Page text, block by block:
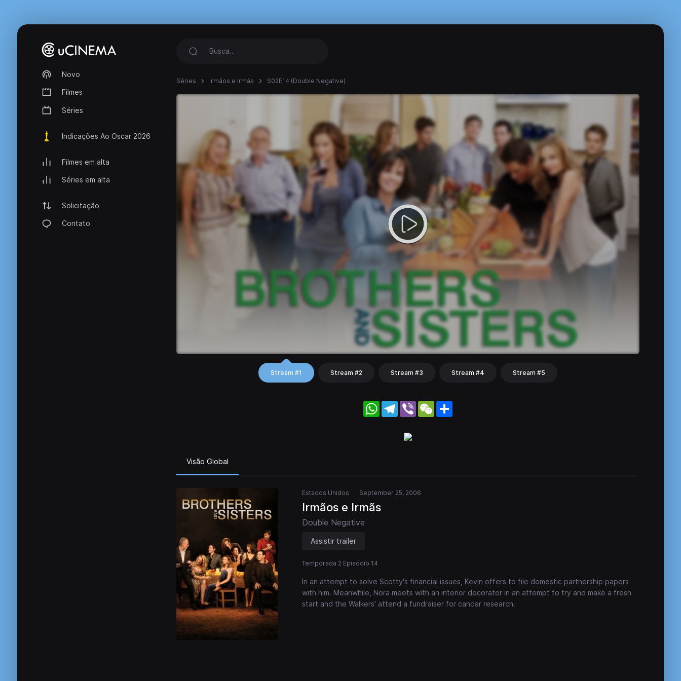
Novo
Filmes
Séries
Indicações Ao Oscar 2026
Filmes em alta
Séries em alta
Solicitação
Contato
Séries Irmãos e Irmãs S02E14 (Double Negative)
Stream #1 Stream #2 Stream #3 Stream #4 Stream #5
WhatsApp
Telegram
Viber WeChat
Visão Global
Estados Unidos September 25, 2006
Irmãos e Irmãs
Double Negative
Assistir trailer
Temporada 2 Episódio 14
In an attempt to solve Scotty's financial issues, Kevin offers to file domestic partnership papers
with him. Meanwhile, Nora meets with an interior decorator in an attempt to try and make a fresh
start and the Walkers' attend a fundraiser for cancer research.